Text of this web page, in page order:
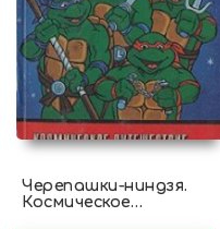
Черепашки-ниндзя.
Космическое